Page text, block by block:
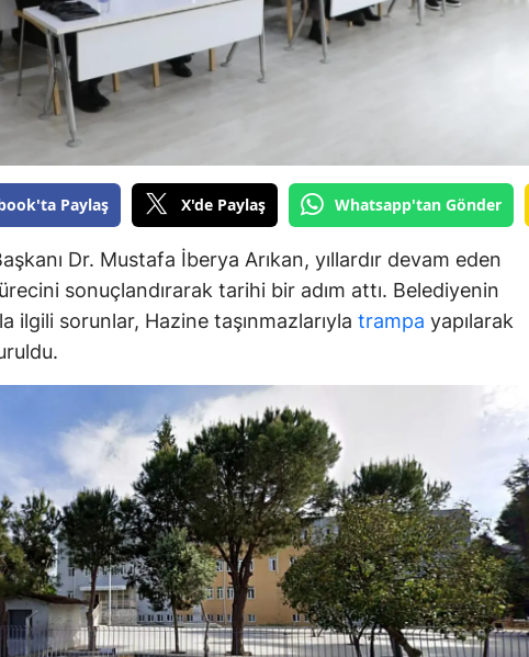
Zonguldak
Karaman
Kırıkkale
Batman
Ardahan
Iğdır
Yalova
Karabük
Kilis
Paylaş X'de Paylaş Whatsapp'tan Gönder
Dr. Mustafa İberya Arıkan, yıllardır devam eden
sonuçlandırarak tarihi bir adım attı. Belediyenin
ilgili sorunlar, Hazine taşınmazlarıyla trampa yapılarak